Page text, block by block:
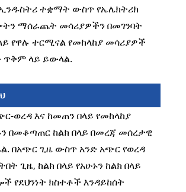
ተቋማት ውስጥ የኤሌክትሪክ
ማሰራጨት መሳሪያዎችን በመገንባት
የዋሉ ተርሚናል የመከላከያ መሳሪያዎች
ጥቅም ላይ ይውላል.
ወረዳ እና ከመጠን በላይ የመከላከያ
በመቆጣጠር ከልክ በላይ በመረጃ መሰረታዊ
በአጭር ጊዜ ውስጥ አንድ አጭር የወረዳ
ጊዜ, ከልክ በላይ የአሁኑን ከልክ በላይ
የደህንነት ክስተቶች እንዳይከሰት